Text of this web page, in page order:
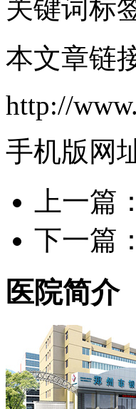
关键词标
本文章链
http://
手机版网
上一篇：
下一篇：
医院简介